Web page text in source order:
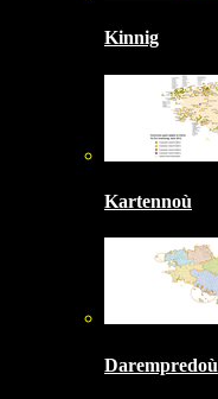
Kinnig
Kartennoù
Darempredoù